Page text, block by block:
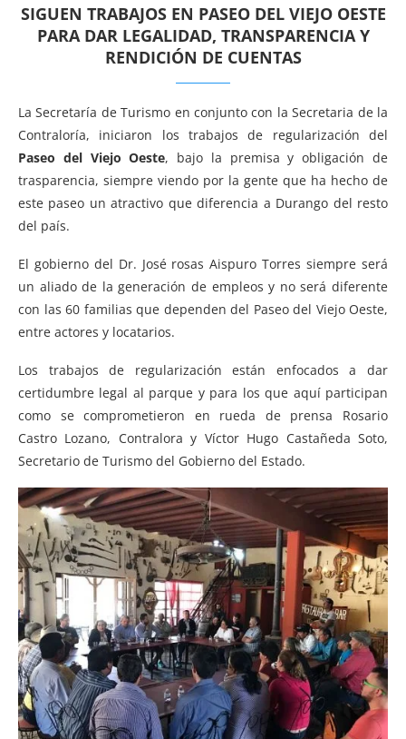
SIGUEN TRABAJOS EN PASEO DEL VIEJO OESTE
PARA DAR LEGALIDAD, TRANSPARENCIA Y
RENDICIÓN DE CUENTAS
La Secretaría de Turismo en conjunto con la Secretaria de la
Contraloría, iniciaron los trabajos de regularización del
Paseo del Viejo Oeste, bajo la premisa y obligación de
trasparencia, siempre viendo por la gente que ha hecho de
este paseo un atractivo que diferencia a Durango del resto
del país.
El gobierno del Dr. José rosas Aispuro Torres siempre será
un aliado de la generación de empleos y no será diferente
con las 60 familias que dependen del Paseo del Viejo Oeste,
entre actores y locatarios.
Los trabajos de regularización están enfocados a dar
certidumbre legal al parque y para los que aquí participan
como se comprometieron en rueda de prensa Rosario
Castro Lozano, Contralora y Víctor Hugo Castañeda Soto,
Secretario de Turismo del Gobierno del Estado.